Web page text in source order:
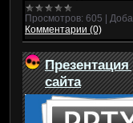
Просмотров: 605
Комментарии (0)
сайта